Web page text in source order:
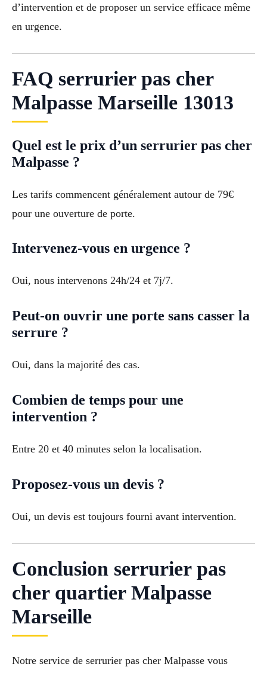
d’intervention et de proposer un service efficace même
en urgence.
FAQ serrurier pas cher
Malpasse Marseille 13013
Quel est le prix d’un serrurier pas cher
Malpasse ?
Les tarifs commencent généralement autour de 79€
pour une ouverture de porte.
Intervenez-vous en urgence ?
Oui, nous intervenons 24h/24 et 7j/7.
Peut-on ouvrir une porte sans casser la
serrure ?
Oui, dans la majorité des cas.
Combien de temps pour une
intervention ?
Entre 20 et 40 minutes selon la localisation.
Proposez-vous un devis ?
Oui, un devis est toujours fourni avant intervention.
Conclusion serrurier pas
cher quartier Malpasse
Marseille
Notre service de serrurier pas cher Malpasse vous